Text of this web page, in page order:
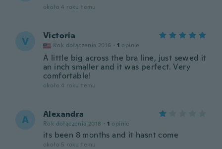
około 4 roku temu
V Victoria
Rok dołączenia 2016 · 1 opinie
A little big across the bra line, just sewed it
an inch smaller and it was perfect. Very
comfortable!
około 4 roku temu
A Alexandra
Rok dołączenia 2018 · 1 opinie
its been 8 months and it hasnt come
około 5 roku temu